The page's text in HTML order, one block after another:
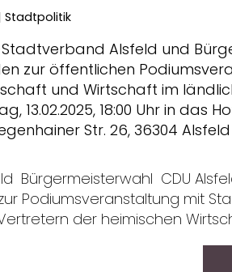
Stadtpolitik
Stadtverband Alsfeld und
zur öffentlichen
und Wirtschaft im
13.02.2025, 18:00 Uhr in das
Str. 26, 36304 Alsfeld
Bürgermeisterwahl CDU
Podiumsveranstaltung mit
der heimischen